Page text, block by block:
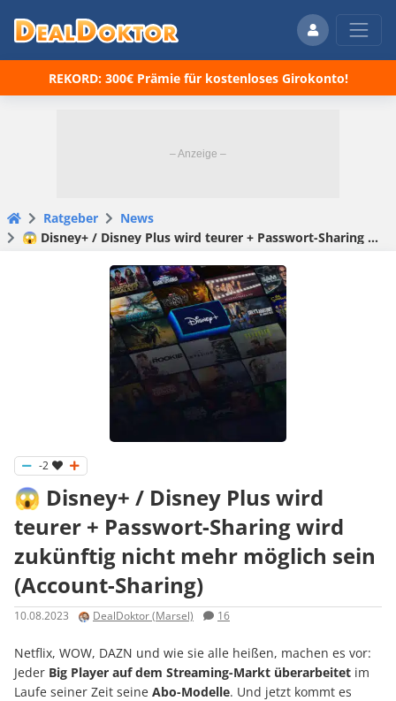
REKORD: 300€ Prämie für kostenloses Girokonto!
Ratgeber
News
😱 Disney+ / Disney Plus wird teurer + Passwort-Sharing wird zukünftig nicht mehr möglich sein (Account-Sharing)
-2
😱 Disney+ / Disney Plus wird
teurer + Passwort-Sharing wird
zukünftig nicht mehr möglich sein
(Account-Sharing)
10.08.2023 DealDoktor (Marsel) 16
Netflix, WOW, DAZN und wie sie alle heißen, machen es vor:
Jeder Big Player auf dem Streaming-Markt überarbeitet im
Laufe seiner Zeit seine Abo-Modelle. Und jetzt kommt es